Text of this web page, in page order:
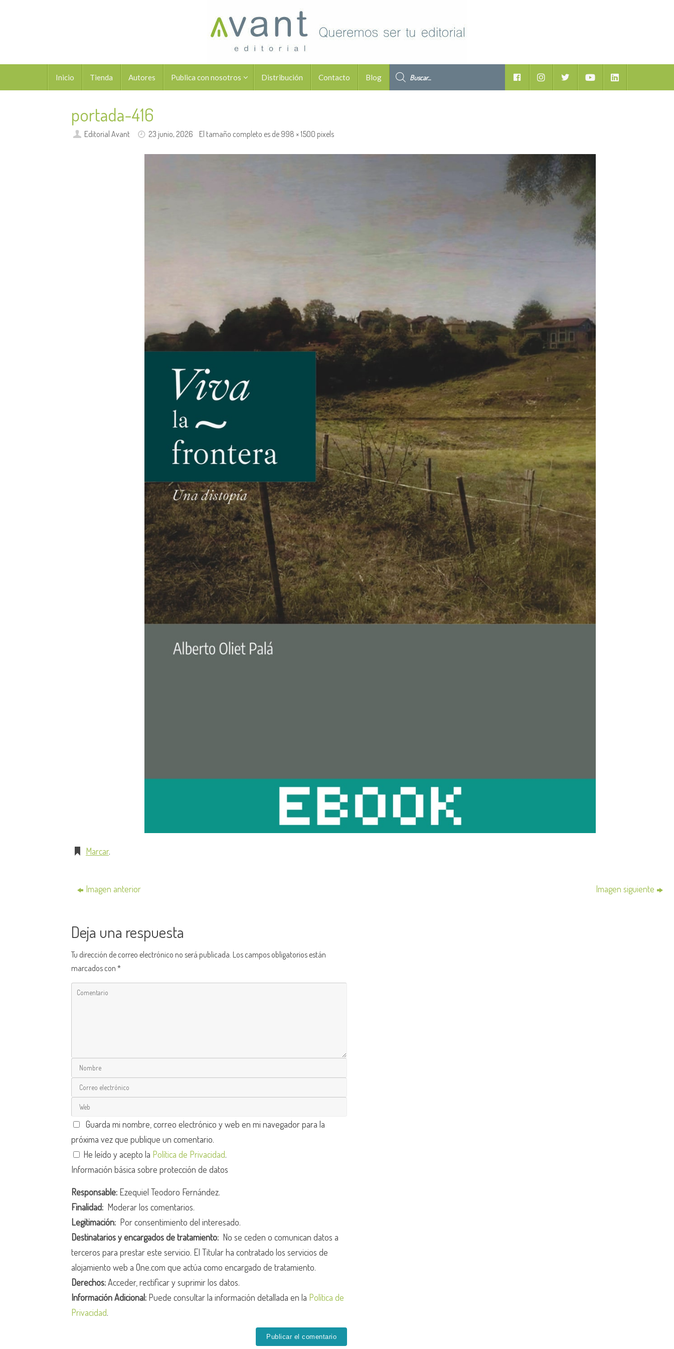
contenido
Inicio Tienda Autores Publica con nosotros Distribución Contacto Blog
Facebook YoutubeLinkedIn
portada-416
Editorial Avant 23 junio, 2026 El tamaño completo es de998 × 1500 pixels
Marcar.
Imagen anterior Imagen siguiente
Deja una respuesta
Tu dirección de correo electrónico no será publicada. Los campos obligatorios están
marcados con*
Guarda mi nombre, correo electrónico y web en mi navegador para la
próxima vez que publique un comentario.
He leído y acepto la Política de Privacidad.
Información básica sobre protección de datos
Responsable: Ezequiel Teodoro Fernández.
Finalidad: Moderar los comentarios.
Legitimación: Por consentimiento del interesado.
Destinatarios y encargados de tratamiento: No se ceden o comunican datos a
terceros para prestar este servicio. El Titular ha contratado los servicios de
alojamiento web a One.com que actúa como encargado de tratamiento.
Derechos:Acceder, rectificar y suprimir los datos.
Información Adicional: Puede consultar la información detallada en la Política de
Privacidad.